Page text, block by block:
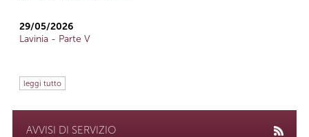
29/05/2026
Lavinia - Parte V
leggi tutto
AVVISI DI SERVIZIO